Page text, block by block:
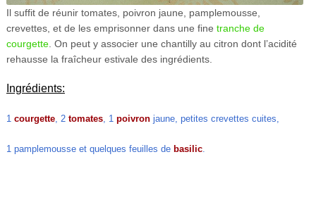
Il suffit de réunir tomates, poivron jaune, pamplemousse,
crevettes, et de les emprisonner dans une fine tranche de
courgette. On peut y associer une chantilly au citron dont l’acidité
rehausse la fraîcheur estivale des ingrédients.
Ingrédients:
1 courgette, 2 tomates, 1 poivronjaune, petites crevettes cuites,
1 pamplemousse et quelques feuilles de basilic.